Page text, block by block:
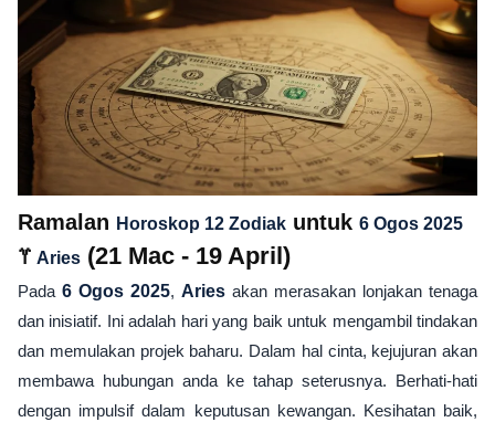
Ramalan Horoskop 12 Zodiak untuk 6 Ogos 2025
♈ Aries (21 Mac - 19 April)
Pada 6 Ogos 2025, Aries akan merasakan lonjakan tenaga
dan inisiatif. Ini adalah hari yang baik untuk mengambil tindakan
dan memulakan projek baharu. Dalam hal cinta, kejujuran akan
membawa hubungan anda ke tahap seterusnya. Berhati-hati
dengan impulsif dalam keputusan kewangan. Kesihatan baik,